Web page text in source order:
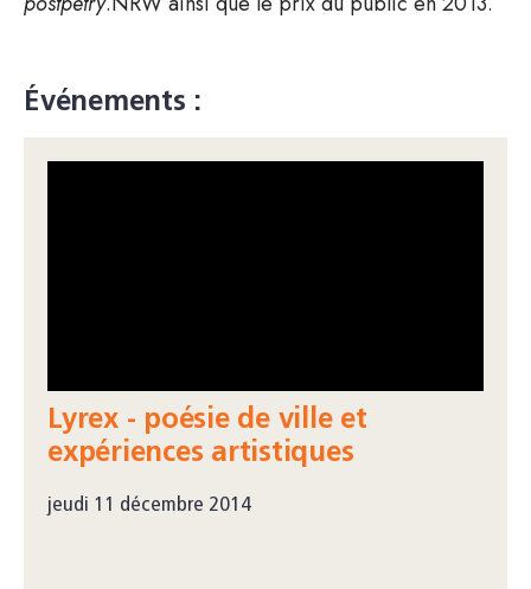
Événements :
Lyrex - poésie de ville et
expériences artistiques
jeudi 11 décembre 2014